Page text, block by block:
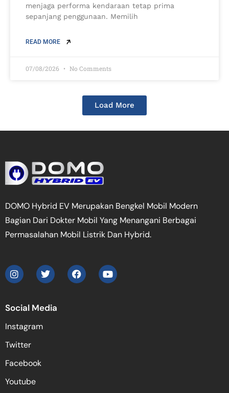
menjaga performa kendaraan tetap prima
sepanjang penggunaan. Memilih
READ MORE
07/08/2026 No Comments
Load More
DOMO Hybrid EV Merupakan Bengkel Mobil Modern
Bagian Dari Dokter Mobil Yang Menangani Berbagai
Permasalahan Mobil Listrik Dan Hybrid.
Social Media
Instagram
Twitter
Facebook
Youtube